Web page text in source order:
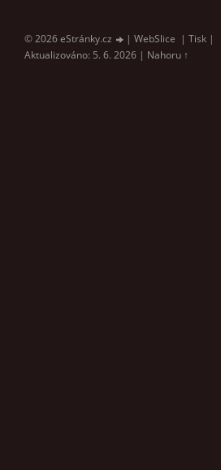
© 2026 eStránky.cz | WebSlice | Tisk |
Aktualizováno: 5. 6. 2026 | Nahoru ↑